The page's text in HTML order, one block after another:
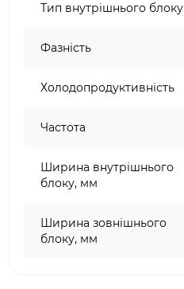
Тип внутрішнього блоку
Фазність
Холодопродуктивність
Частота
Ширина внутрішнього
блоку, мм
Ширина зовнішнього
блоку, мм